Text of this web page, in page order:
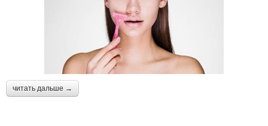
читать дальше →